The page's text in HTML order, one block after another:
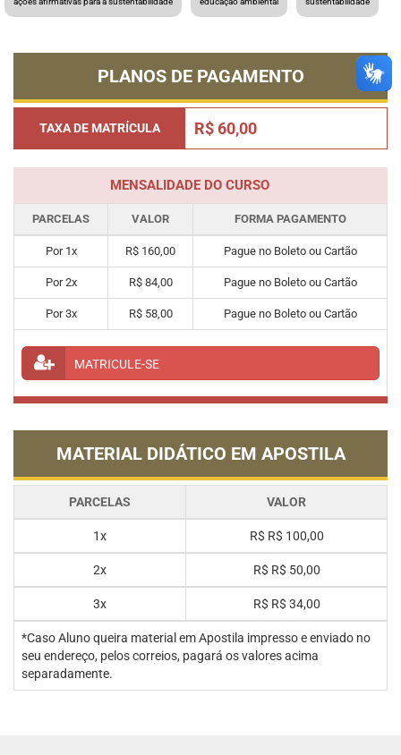
PLANOS DE PAGAMENTO
TAXA DE MATRÍCULA R$ 60,00
MENSALIDADE DO CURSO
PARCELAS VALOR FORMA PAGAMENTO
Por 1x R$ 160,00 Pague no Boleto ou Cartão
Por 2x R$ 84,00 Pague no Boleto ou Cartão
Por 3x R$ 58,00 Pague no Boleto ou Cartão
MATRICULE-SE
MATERIAL DIDÁTICO EM APOSTILA
PARCELAS VALOR
1x R$ R$ 100,00
2x R$ R$ 50,00
3x R$ R$ 34,00
*Caso Aluno queira material em Apostila impresso e enviado no
seu endereço, pelos correios, pagará os valores acima
separadamente.